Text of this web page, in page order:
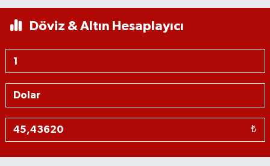
Döviz & Altın Hesaplayıcı
₺